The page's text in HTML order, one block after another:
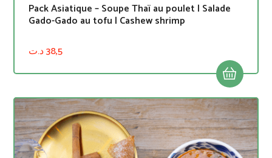
Pack Asiatique – Soupe Thaï au poulet | Salade
Gado-Gado au tofu | Cashew shrimp
38,5د.ت